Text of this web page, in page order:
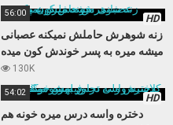
HD
56:00
زنه شوهرش حاملش نمیکنه عصبانی
میشه میره به پسر خوندش کون میده
130K
HD
54:02
دختره واسه درس میره خونه هم